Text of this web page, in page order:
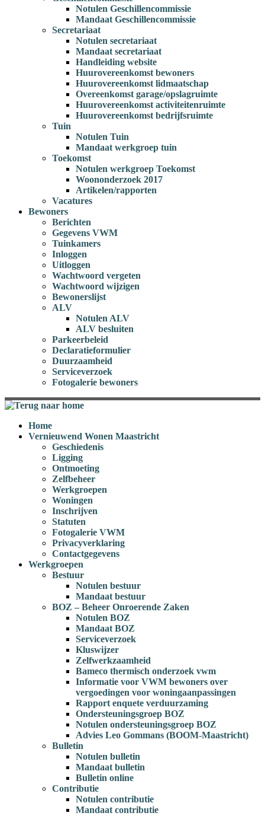
Notulen Geschillencommissie
Mandaat Geschillencommissie
Secretariaat
Notulen secretariaat
Mandaat secretariaat
Handleiding website
Huurovereenkomst bewoners
Huurovereenkomst lidmaatschap
Overeenkomst garage/opslagruimte
Huurovereenkomst activiteitenruimte
Huurovereenkomst bedrijfsruimte
Tuin
Notulen Tuin
Mandaat werkgroep tuin
Toekomst
Notulen werkgroep Toekomst
Woononderzoek 2017
Artikelen/rapporten
Vacatures
Bewoners
Berichten
Gegevens VWM
Tuinkamers
Inloggen
Uitloggen
Wachtwoord vergeten
Wachtwoord wijzigen
Bewonerslijst
ALV
Notulen ALV
ALV besluiten
Parkeerbeleid
Declaratieformulier
Duurzaamheid
Serviceverzoek
Fotogalerie bewoners
Home
Vernieuwend Wonen Maastricht
Geschiedenis
Ligging
Ontmoeting
Zelfbeheer
Werkgroepen
Woningen
Inschrijven
Statuten
Fotogalerie VWM
Privacyverklaring
Contactgegevens
Werkgroepen
Bestuur
Notulen bestuur
Mandaat bestuur
BOZ – Beheer Onroerende Zaken
Notulen BOZ
Mandaat BOZ
Serviceverzoek
Kluswijzer
Zelfwerkzaamheid
Bameco thermisch onderzoek vwm
Informatie voor VWM bewoners over
vergoedingen voor woningaanpassingen
Rapport enquete verduurzaming
Ondersteuningsgroep BOZ
Notulen ondersteuningsgroep BOZ
Advies Leo Gommans (BOOM-Maastricht)
Bulletin
Notulen bulletin
Mandaat bulletin
Bulletin online
Contributie
Notulen contributie
Mandaat contributie